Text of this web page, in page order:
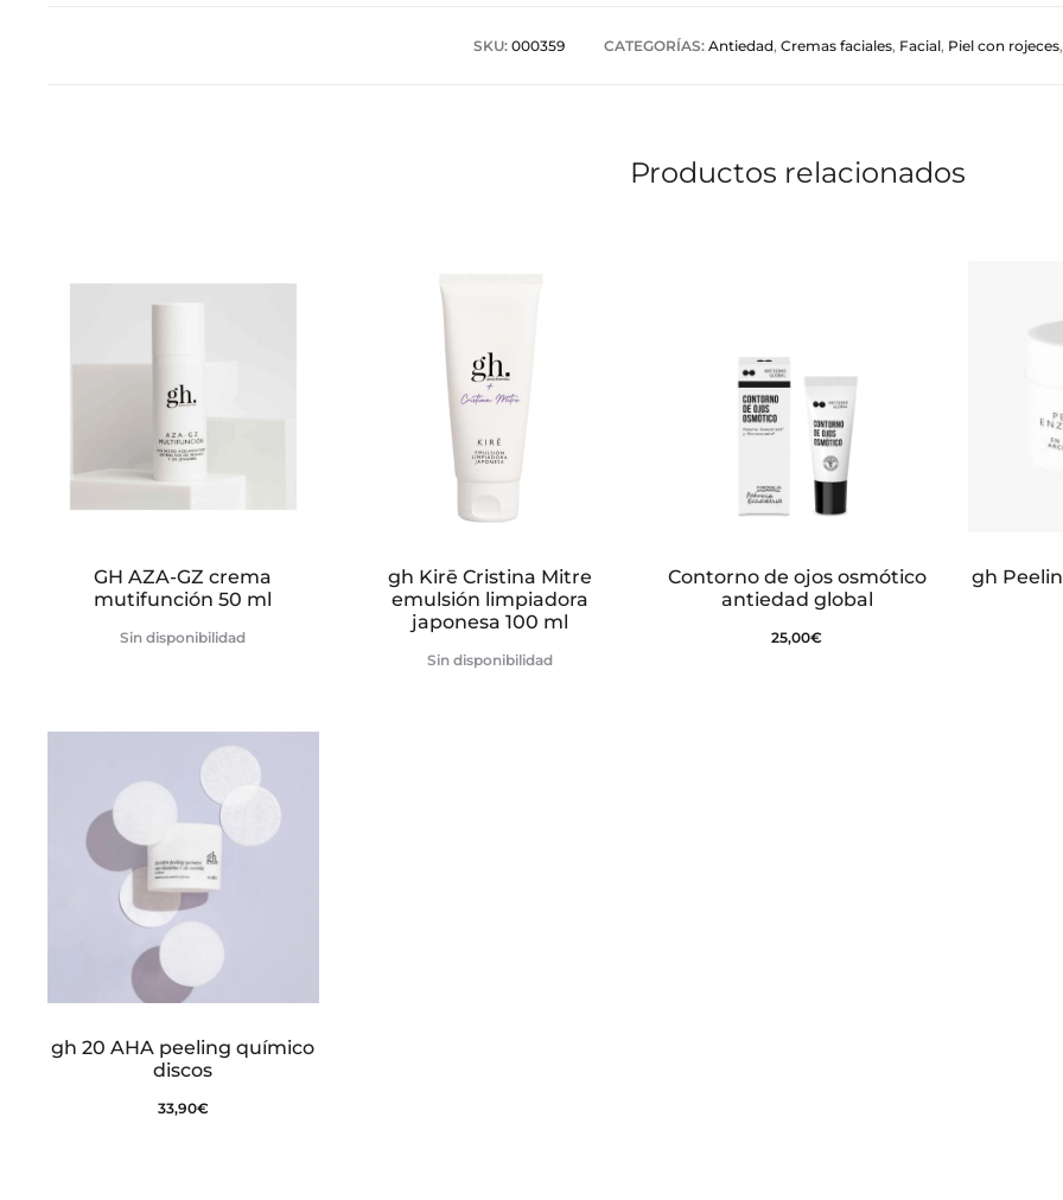
SKU: 000359 CATEGORÍAS: Antiedad, Cremas faciales, Facial, Piel con rojeces,
Productos relacionados
GH AZA-GZ crema
mutifunción 50 ml
Sin disponibilidad
gh Kirē Cristina Mitre
emulsión limpiadora
japonesa 100 ml
Sin disponibilidad
Contorno de ojos osmótico
antiedad global
25,00€
gh
gh 20 AHA peeling químico
discos
33,90€